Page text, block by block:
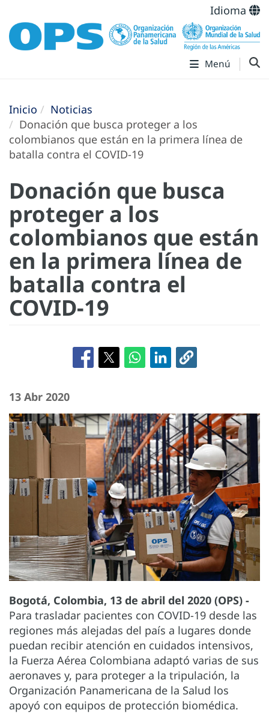
Idioma
Menú
Inicio
Noticias
Donación que busca proteger a los
colombianos que están en la primera línea de
batalla contra el COVID-19
Donación que busca
proteger a los
colombianos que están
en la primera línea de
batalla contra el
COVID-19
13 Abr 2020
Bogotá, Colombia, 13 de abril del 2020 (OPS) -
Para trasladar pacientes con COVID-19 desde las
regiones más alejadas del país a lugares donde
puedan recibir atención en cuidados intensivos,
la Fuerza Aérea Colombiana adaptó varias de sus
aeronaves y, para proteger a la tripulación, la
Organización Panamericana de la Salud los
apoyó con equipos de protección biomédica.